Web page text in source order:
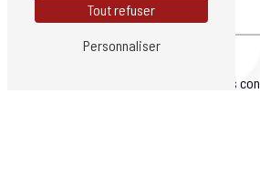
En cochant cette case, j'accepte les
Tout refuser
Personnaliser